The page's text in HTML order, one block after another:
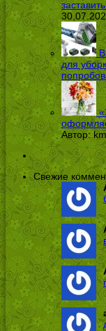
для
Автор:
Свежие